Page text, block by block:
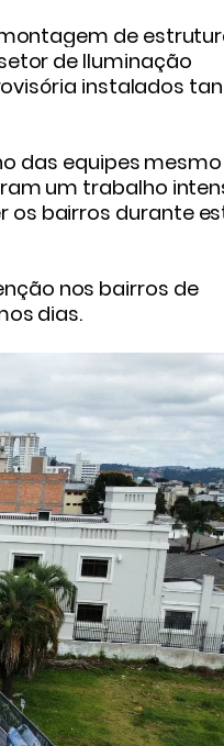
de
de Iluminação
instalados
das equipes mesmo
um trabalho
os bairros durante
nos bairros de
dias.